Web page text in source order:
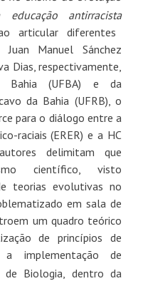
antirracista
articular diferentes
Manuel Sánchez
Dias, respectivamente,
Bahia (UFBA) e da
da Bahia (UFRB), o
para o diálogo entre a
raciais (ERER) e a HC
delimitam que
científico, visto
teorias evolutivas no
em sala de
um quadro teórico
de princípios de
implementação de
de Biologia, dentro da